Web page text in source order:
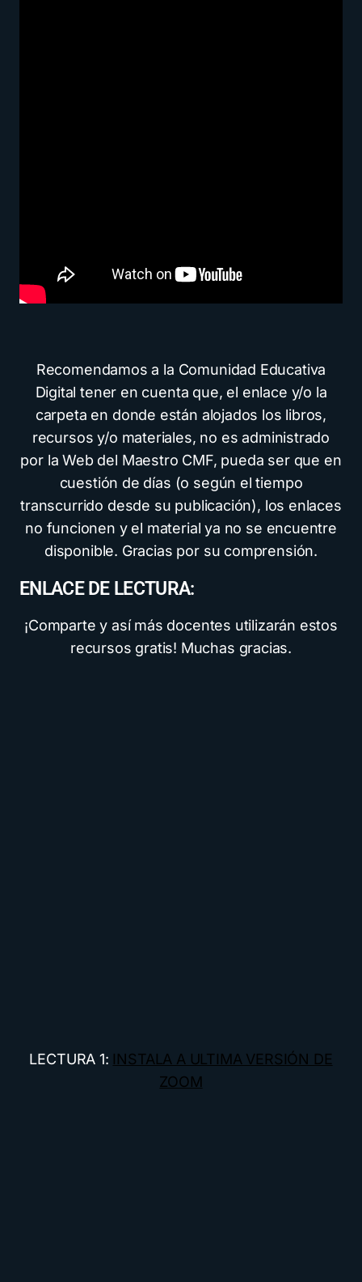
Recomendamos a la Comunidad Educativa
Digital tener en cuenta que, el enlace y/o la
carpeta en donde están alojados los libros,
recursos y/o materiales, no es administrado
por la Web del Maestro CMF, pueda ser que en
cuestión de días (o según el tiempo
transcurrido desde su publicación), los enlaces
no funcionen y el material ya no se encuentre
disponible. Gracias por su comprensión.
ENLACE DE LECTURA:
¡Comparte y así más docentes utilizarán estos
recursos gratis! Muchas gracias.
LECTURA 1: INSTALA A ULTIMA VERSIÓN DE
ZOOM